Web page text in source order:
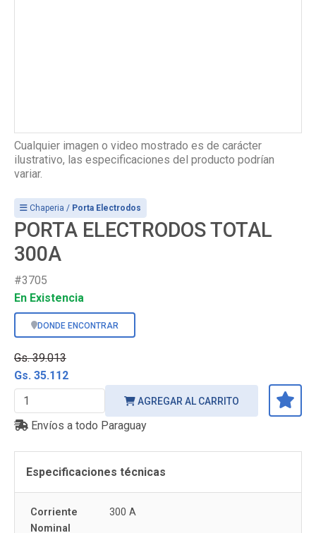
Cualquier imagen o video mostrado es de carácter
ilustrativo, las especificaciones del producto podrían
variar.
Chaperia / Porta Electrodos
PORTA ELECTRODOS TOTAL
300A
#3705
En Existencia
DONDE ENCONTRAR
Gs. 39.013
Gs. 35.112
AGREGAR AL CARRITO
Envíos a todo Paraguay
Especificaciones técnicas
Corriente
Nominal
300 A